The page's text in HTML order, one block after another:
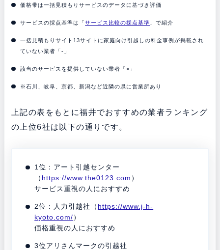
価格帯は一括見積もりサービスのデータに基づき評価
サービスの採点基準は「サービス比較の採点基準 」で紹介
一括見積もりサイト13サイトに家庭向け引越しの料金事例が掲載され
ていない業者「-」
該当のサービスを提供していない業者「×」
※石川、岐阜、京都、新潟など近隣の県に営業所あり
上記の表をもとに福井でおすすめの業者ランキング
の上位6社は以下の通りです。
1位：アート引越センター
（ https://www.the0123.com ）
サービス重視の人におすすめ
2位：人力引越社（ https://www.j-h-
kyoto.com/）
価格重視の人におすすめ
3位アリさんマークの引越社